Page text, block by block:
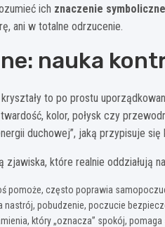
ich znaczenie
ani w totalne odrzucenie.
nauka
to po prostu
kolor, połysk czy
duchowej”, jaką przypisuje
które realnie oddziałują
pomoże, często poprawia
nastrój, pobudzenie, poczucie
który „oznacza” spokój, pomaga